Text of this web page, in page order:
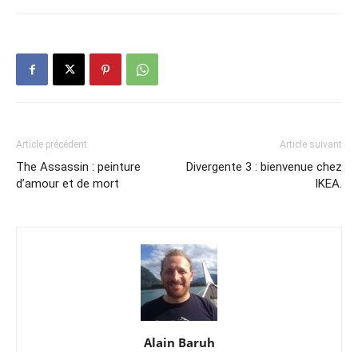
Article précédent
The Assassin : peinture
d’amour et de mort
Article suivant
Divergente 3 : bienvenue chez
IKEA.
Alain Baruh